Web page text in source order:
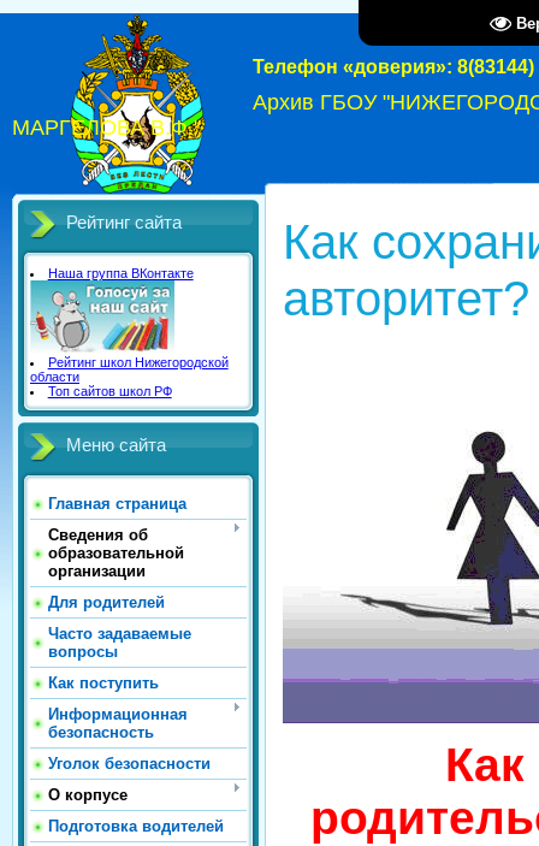
Телефон «доверия»: 8(83144)
Архив ГБОУ
МАРГЕЛОВА В.Ф."
Рейтинг сайта
Наша группа ВКонтакте
Рейтинг школ Нижегородской
области
Топ сайтов школ РФ
Меню сайта
Главная страница
Сведения об
образовательной
организации
Для родителей
Часто задаваемые
вопросы
Как поступить
Информационная
безопасность
Уголок безопасности
О корпусе
Подготовка водителей
Как
авторитет?